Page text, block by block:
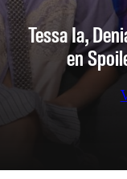
Tessa Ia,
en